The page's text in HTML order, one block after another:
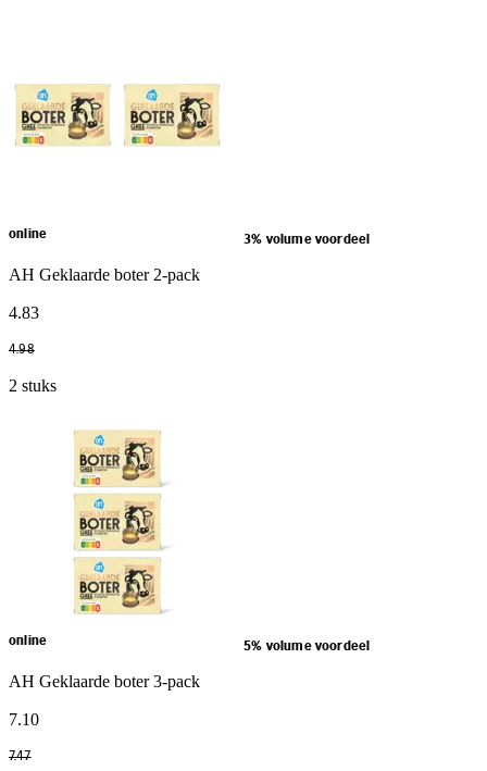
online 3% volume voordeel
AH Geklaarde boter 2-pack
4.83
4.98
2 stuks
online 5% volume voordeel
AH Geklaarde boter 3-pack
7.10
7.47